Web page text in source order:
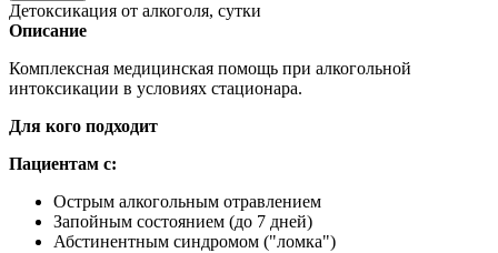
Детоксикация от алкоголя, сутки
Описание
Комплексная медицинская помощь при алкогольной
интоксикации в условиях стационара.
Для кого подходит
Пациентам с:
Острым алкогольным отравлением
Запойным состоянием (до 7 дней)
Абстинентным синдромом ("ломка")